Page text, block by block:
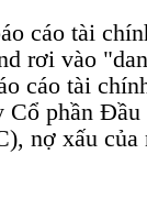
cáo tài
rơi vào
cáo tài
Cổ phần
nợ xấu